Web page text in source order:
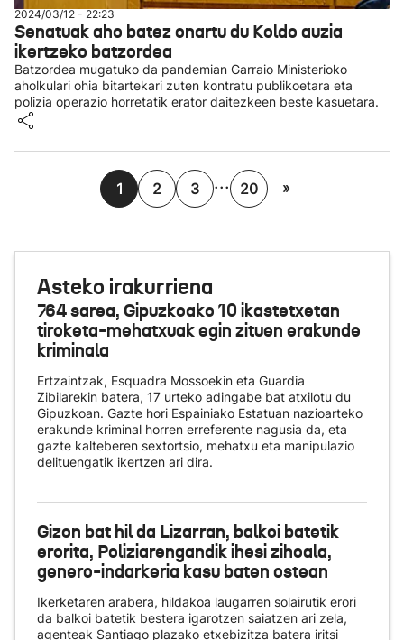
2024/03/12 - 22:23
Senatuak aho batez onartu du Koldo auzia
ikertzeko batzordea
Batzordea mugatuko da pandemian Garraio Ministerioko
aholkulari ohia bitartekari zuten kontratu publikoetara eta
polizia operazio horretatik erator daitezkeen beste kasuetara.
1 2 3 ... 20 »
Asteko irakurriena
764 sarea, Gipuzkoako 10 ikastetxetan
tiroketa-mehatxuak egin zituen erakunde
kriminala
Ertzaintzak, Esquadra Mossoekin eta Guardia
Zibilarekin batera, 17 urteko adingabe bat atxilotu du
Gipuzkoan. Gazte hori Espainiako Estatuan nazioarteko
erakunde kriminal horren erreferente nagusia da, eta
gazte kalteberen sextortsio, mehatxu eta manipulazio
delituengatik ikertzen ari dira.
Gizon bat hil da Lizarran, balkoi batetik
erorita, Poliziarengandik ihesi zihoala,
genero-indarkeria kasu baten ostean
Ikerketaren arabera, hildakoa laugarren solairutik erori
da balkoi batetik bestera igarotzen saiatzen ari zela,
agenteak Santiago plazako etxebizitza batera iritsi